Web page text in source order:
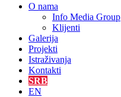
O nama
Info Media Group
Klijenti
Galerija
Projekti
Istraživanja
Kontakti
SRB
EN